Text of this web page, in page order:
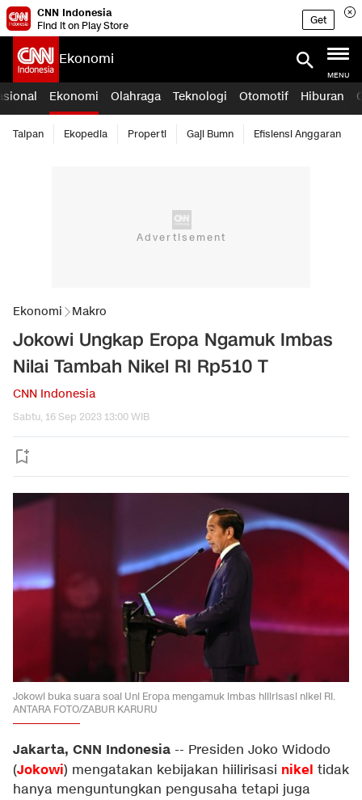
CNN Indonesia
Find it on Play Store
Get
Ekonomi
MENU
Ekonomi Olahraga Teknologi Otomotif Hiburan
Taipan Ekopedia Properti Gaji Bumn Efisiensi Anggaran
Ekonomi Makro
Jokowi Ungkap Eropa Ngamuk Imbas
Nilai Tambah Nikel RI Rp510 T
CNN Indonesia
Sabtu, 16 Sep 2023 13:00 WIB
Jokowi buka suara soal Uni Eropa mengamuk imbas hilirisasi nikel RI.
ANTARA FOTO/ZABUR KARURU
Jakarta, CNN Indonesia -- Presiden Joko Widodo
(Jokowi) mengatakan kebijakan hiilirisasi nikel tidak
hanya menguntungkan pengusaha tetapi juga